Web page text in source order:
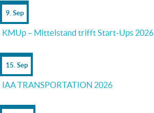
9. Sep
KMUp – Mittelstand trifft Start-Ups 2026
15. Sep
IAA TRANSPORTATION 2026